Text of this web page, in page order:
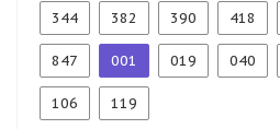
344 382 390 418
847 001 019 040
106 119